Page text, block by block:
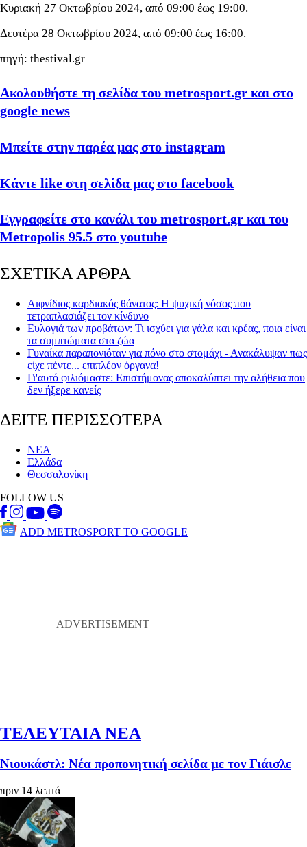
Κυριακή 27 Οκτωβρίου 2024, από 09:00 έως 19:00.
Δευτέρα 28 Οκτωβρίου 2024, από 09:00 έως 16:00.
πηγή: thestival.gr
Ακολουθήστε τη σελίδα του metrosport.gr και στο
google news
Μπείτε στην παρέα μας στο instagram
Κάντε like στη σελίδα μας στο facebook
Εγγραφείτε στο κανάλι του metrosport.gr και του
Metropolis 95.5 στο youtube
ΣΧΕΤΙΚΑ ΑΡΘΡΑ
Αιφνίδιος καρδιακός θάνατος: Η ψυχική νόσος που
τετραπλασιάζει τον κίνδυνο
Ευλογιά των προβάτων: Τι ισχύει για γάλα και κρέας, ποια είναι
τα συμπτώματα στα ζώα
Γυναίκα παραπονιόταν για πόνο στο στομάχι - Ανακάλυψαν πως
είχε πέντε... επιπλέον όργανα!
Γι'αυτό φιλιόμαστε: Επιστήμονας αποκαλύπτει την αλήθεια που
δεν ήξερε κανείς
ΔΕΙΤΕ ΠΕΡΙΣΣΟΤΕΡΑ
ΝΕΑ
Ελλάδα
Θεσσαλονίκη
FOLLOW US
ADD METROSPORT TO GOOGLE
ΤΕΛΕΥΤΑΙΑ ΝΕΑ
Νιουκάστλ: Νέα προπονητική σελίδα με τον Γιάισλε
πριν 14 λεπτά